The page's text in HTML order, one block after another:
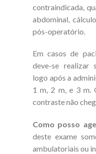
contraindicada,
abdominal,
pós-operatório.
Em casos de
deve-se realizar
logo após a
1 m, 2 m, e 3 m.
contraste não
Como posso
deste exame
ambulatoriais ou